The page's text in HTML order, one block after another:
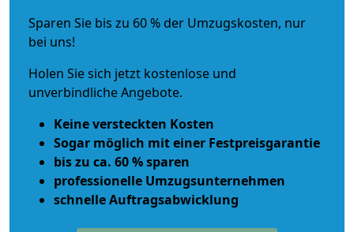
Sparen Sie bis zu 60 % der Umzugskosten, nur
bei uns!
Holen Sie sich jetzt kostenlose und
unverbindliche Angebote.
Keine versteckten Kosten
Sogar möglich mit einer Festpreisgarantie
bis zu ca. 60 % sparen
professionelle Umzugsunternehmen
schnelle Auftragsabwicklung